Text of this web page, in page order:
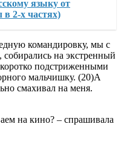
языку от
2-х частях)
командировку, мы с
на экстренный
подстриженными
мальчишку. (20)А
смахивал на меня.
на кино? – спрашивала